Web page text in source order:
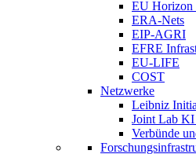
EU Horizon
ERA-Nets
EIP-AGRI
EFRE
EU-LIFE
COST
Netzwerke
Leibniz
Joint Lab
Verbünde